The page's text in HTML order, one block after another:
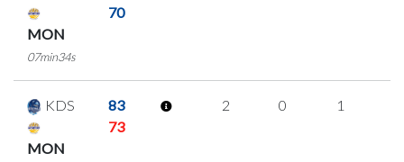
MON
70
07min34s
KDS 83
MON
73
2 0 1